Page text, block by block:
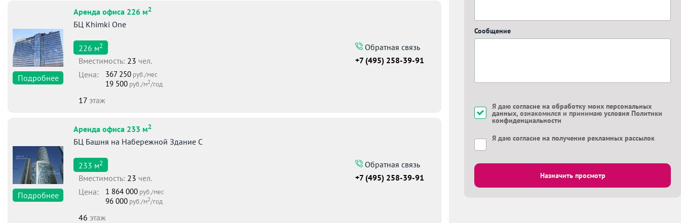
Подробнее
Аренда офиса 226 м2
БЦ Khimki One
226 м2
Вместимоcть: 23 чел.
Цена:
367 250 руб./мес
19 500 руб./м2/год
17 этаж
Обратная связь
+7 (495) 258-39-91
Подробнее
Аренда офиса 233 м2
БЦ Башня на Набережной Здание С
233 м2
Вместимоcть: 23 чел.
Цена:
1 864 000 руб./мес
96 000 руб./м2/год
46 этаж
Обратная связь
+7 (495) 258-39-91
Сообщение
Я даю согласие на обработку моих персональных
данных, ознакомился и принимаю условия Политики
конфиденциальности
Я даю согласие на получение рекламных рассылок
Назначить просмотр